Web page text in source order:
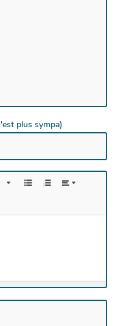
plus sympa)